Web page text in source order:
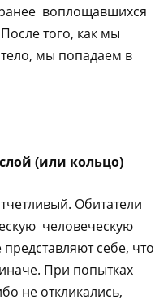
воплощавшихся
того, как мы
мы попадаем в
(или кольцо)
Обитатели
человеческую
себе, что
При попытках
не откликались,